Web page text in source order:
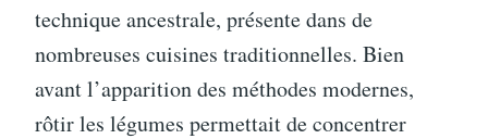
technique ancestrale, présente dans de
nombreuses cuisines traditionnelles. Bien
avant l’apparition des méthodes modernes,
rôtir les légumes permettait de concentrer